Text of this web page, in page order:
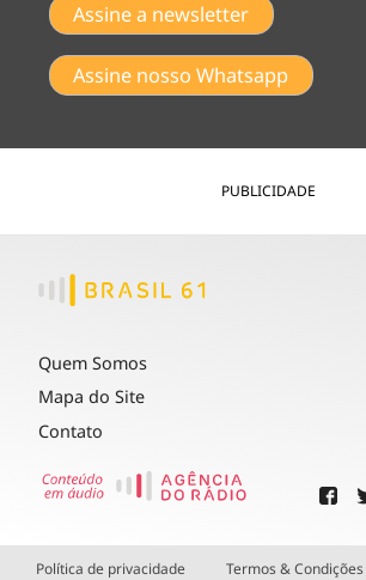
Assine a newsletter
Assine nosso Whatsapp
PUBLICIDADE
Quem Somos
Mapa do Site
Contato
Política de privacidade Termos & Condições